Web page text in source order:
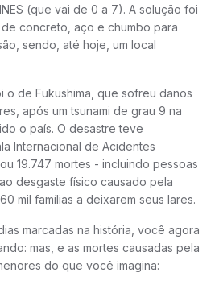
(que vai de 0 a 7). A solução foi
concreto, aço e chumbo para
sendo, até hoje, um local
o de Fukushima, que sofreu danos
após um tsunami de grau 9 na
o país. O desastre teve
Internacional de Acidentes
19.747 mortes - incluindo pessoas
desgaste físico causado pela
mil famílias a deixarem seus lares.
marcadas na história, você agora
mas, e as mortes causadas pela
do que você imagina: